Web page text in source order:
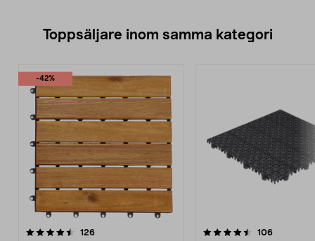
Toppsäljare inom samma kategori
-42%
126recensioner
4.5 av 5 stjärnor 106
4.5 av 5 stjärnor